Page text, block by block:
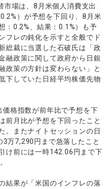
する
開設する
はこちら
場は、8月米個人消費支出
）が予想を下回り、8月米
：0.2%、結果：0.1%）も予
フレの鈍化を示すと全般でド
総裁に当選した石破氏は「政
融政策に関して政府から日銀
政策の方針は変わらない」と
下していた日経平均株価先物
格指数が前年比で予想を下
前月比が予想を下回ったこと
。またナイトセッションの日
万7,290円まで急落したこと
け前には一時142.06円まで下
結果が「米国のインフレの落